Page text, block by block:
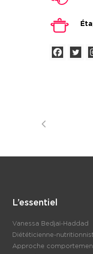
L’essentiel
Vanessa Bedjaï-Haddad
Diététicienne-
Approche